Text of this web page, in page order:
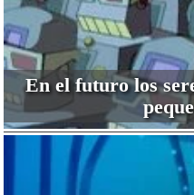
En el futuro los